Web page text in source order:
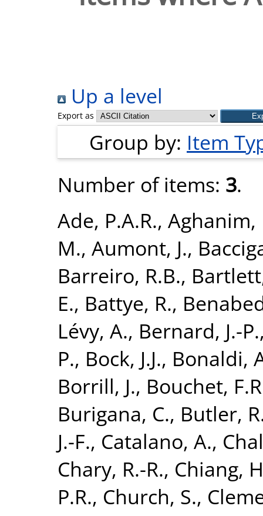
Up a level
Export as
Group by: Item
Number of items: 3.
Ade, P.A.R., Aghanim,
M., Aumont, J.,
Barreiro, R.B.,
E., Battye, R.,
Lévy, A., Bernard, J.-P.
P., Bock, J.J., Bonaldi,
Borrill, J., Bouchet,
Burigana, C., Butler,
J.-F., Catalano, A.,
Chary, R.-R., Chiang,
P.R., Church, S.,